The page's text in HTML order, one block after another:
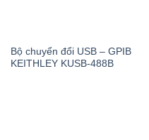
Bộ chuyển đổi USB – GPIB
KEITHLEY KUSB-488B